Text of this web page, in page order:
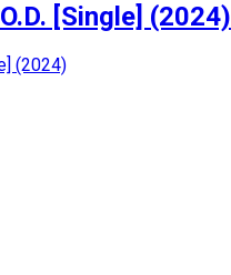
[Single] (2024)